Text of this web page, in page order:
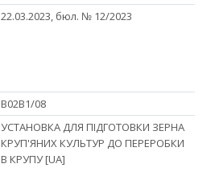
22.03.2023, бюл. № 12/2023
B02B1/08
УСТАНОВКА ДЛЯ ПІДГОТОВКИ ЗЕРНА
КРУП'ЯНИХ КУЛЬТУР ДО ПЕРЕРОБКИ
В КРУПУ [UA]